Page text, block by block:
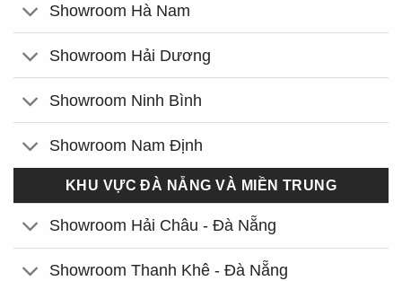
Showroom Hà Nam
Showroom Hải Dương
Showroom Ninh Bình
Showroom Nam Định
KHU VỰC ĐÀ NẴNG VÀ MIỀN TRUNG
Showroom Hải Châu - Đà Nẵng
Showroom Thanh Khê - Đà Nẵng